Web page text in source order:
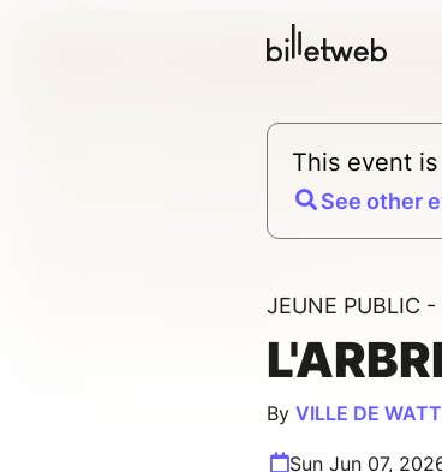
This event is
See other
JEUNE PUBLIC -
By VILLE DE
Sun Jun 07,